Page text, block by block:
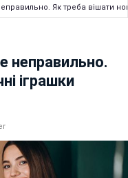
Як треба вішати
неправильно.
іграшки